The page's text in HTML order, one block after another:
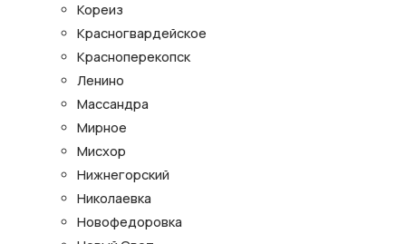
Кореиз
Красногвардейское
Красноперекопск
Ленино
Массандра
Мирное
Мисхор
Нижнегорский
Николаевка
Новофедоровка